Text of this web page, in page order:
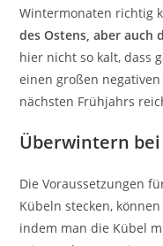
Wintermonaten richtig
des Ostens, aber auch
hier nicht so kalt, dass
einen großen
nächsten Frühjahrs
Überwintern
Die Voraussetzungen
Kübeln stecken,
indem man die Kübel